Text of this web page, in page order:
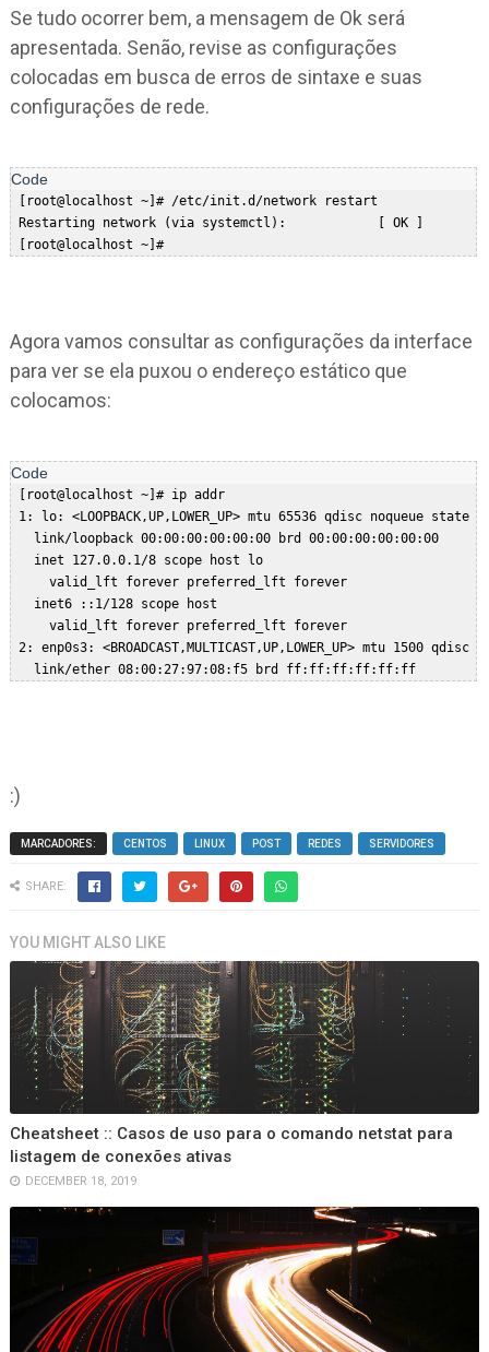
Se tudo ocorrer bem, a mensagem de Ok será
apresentada. Senão, revise as configurações
colocadas em busca de erros de sintaxe e suas
configurações de rede.
[root@localhost ~]# /etc/init.d/network restart
Restarting network (via systemctl):            [ OK ]
Agora vamos consultar as configurações da interface
para ver se ela puxou o endereço estático que
colocamos:
[root@localhost ~]# ip addr
1: lo: <LOOPBACK,UP,LOWER_UP> mtu 65536 qdisc noqueue state
   link/loopback 00:00:00:00:00:00 brd 00:00:00:00:00:00
   inet 127.0.0.1/8 scope host lo
     valid_lft forever preferred_lft forever
   inet6 ::1/128 scope host
     valid_lft forever preferred_lft forever
2: enp0s3: <BROADCAST,MULTICAST,UP,LOWER_UP> mtu 1500
   link/ether 08:00:27:97:08:f5 brd ff:ff:ff:ff:ff:ff
:)
MARCADORES: CENTOS LINUX POST REDES SERVIDORES
SHARE:
YOU MIGHT ALSO LIKE
Cheatsheet :: Casos de uso para o comando netstat para
listagem de conexões ativas
DECEMBER 18, 2019